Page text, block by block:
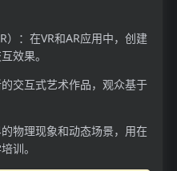
）：在VR和AR应用中，创建
效果。
交互式艺术作品，观众基于
物理现象和动态场景，用在
训。